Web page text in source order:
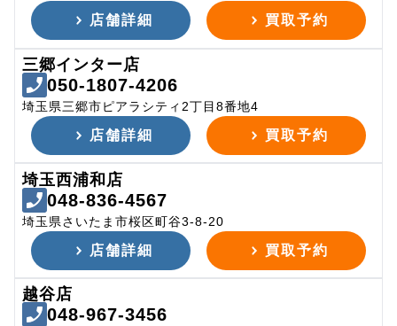
店舗詳細 買取予約
三郷インター店
050-1807-4206
埼玉県三郷市ピアラシティ2丁目8番地4
店舗詳細 買取予約
埼玉西浦和店
048-836-4567
埼玉県さいたま市桜区町谷3-8-20
店舗詳細 買取予約
越谷店
048-967-3456